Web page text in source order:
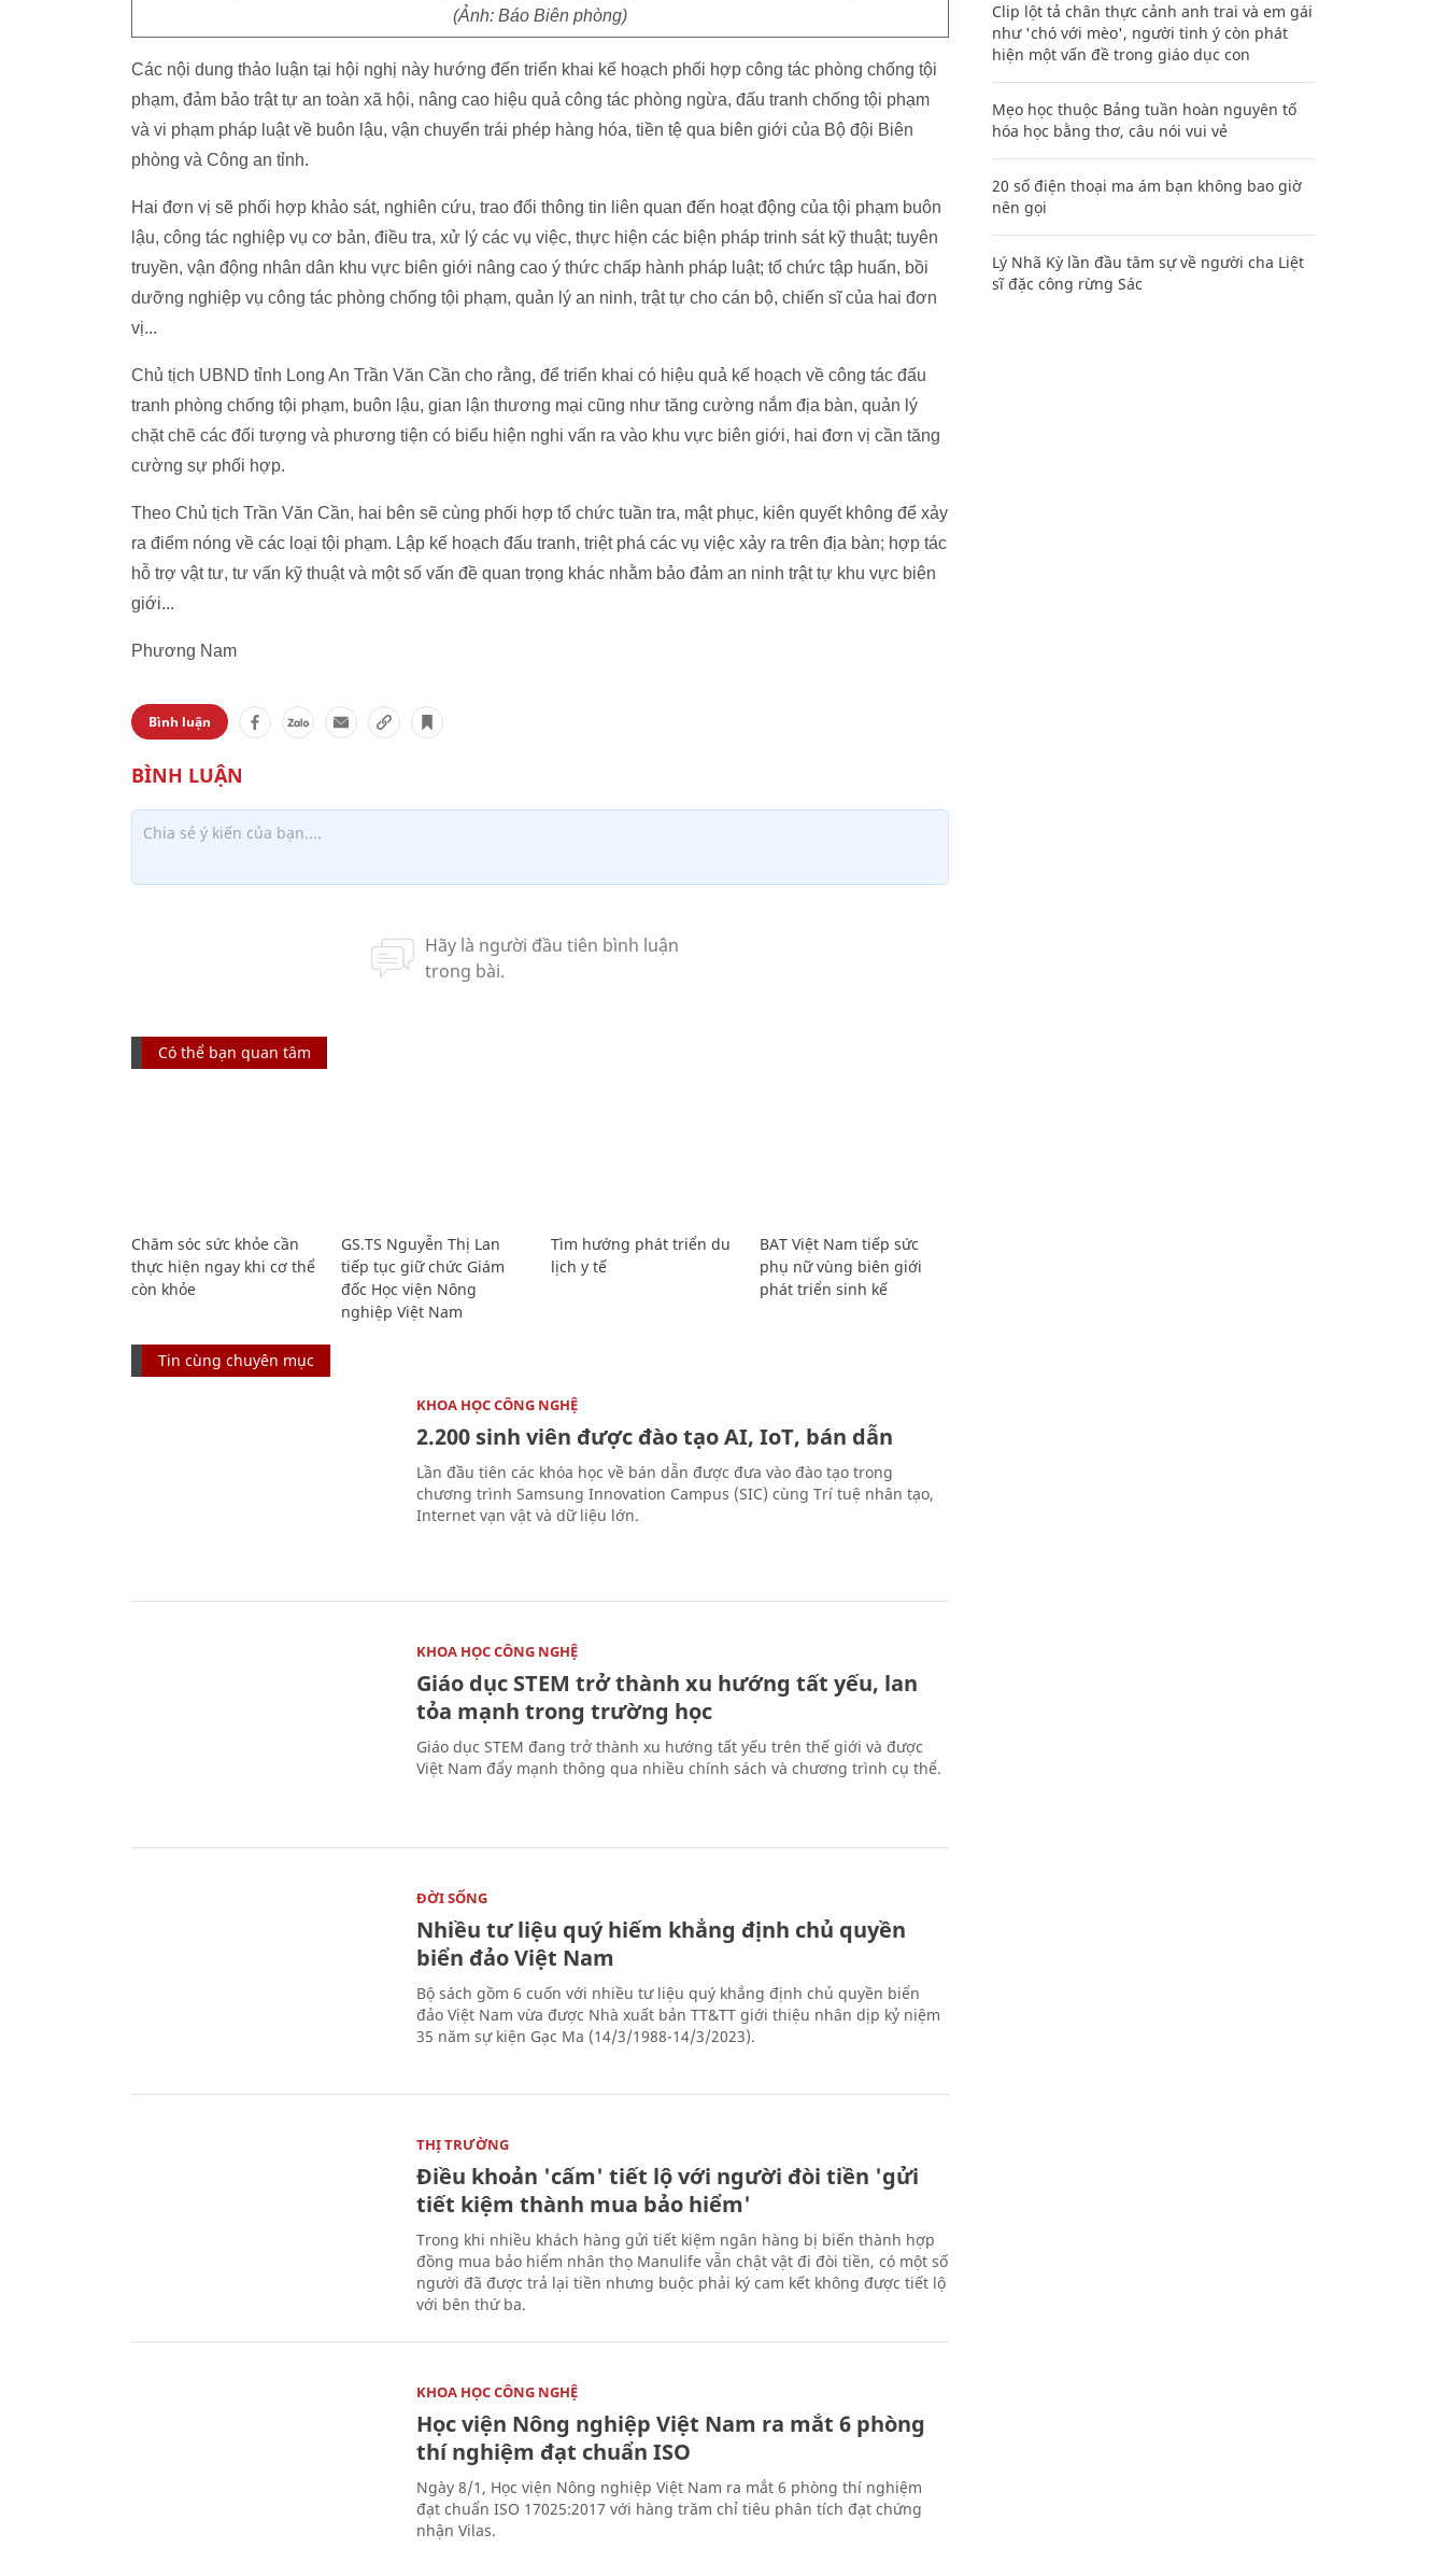
(Ảnh: Báo Biên phòng)
Các nội dung thảo luận tại hội nghị này hướng đến triển khai kế hoạch phối hợp công tác phòng chống tội
phạm, đảm bảo trật tự an toàn xã hội, nâng cao hiệu quả công tác phòng ngừa, đấu tranh chống tội phạm
và vi phạm pháp luật về buôn lậu, vận chuyển trái phép hàng hóa, tiền tệ qua biên giới của Bộ đội Biên
phòng và Công an tỉnh.
Hai đơn vị sẽ phối hợp khảo sát, nghiên cứu, trao đổi thông tin liên quan đến hoạt động của tội phạm buôn
lậu, công tác nghiệp vụ cơ bản, điều tra, xử lý các vụ việc, thực hiện các biện pháp trinh sát kỹ thuật; tuyên
truyền, vận động nhân dân khu vực biên giới nâng cao ý thức chấp hành pháp luật; tổ chức tập huấn, bồi
dưỡng nghiệp vụ công tác phòng chống tội phạm, quản lý an ninh, trật tự cho cán bộ, chiến sĩ của hai đơn
vị...
Chủ tịch UBND tỉnh Long An Trần Văn Cần cho rằng, để triển khai có hiệu quả kế hoạch về công tác đấu
tranh phòng chống tội phạm, buôn lậu, gian lận thương mại cũng như tăng cường nắm địa bàn, quản lý
chặt chẽ các đối tượng và phương tiện có biểu hiện nghi vấn ra vào khu vực biên giới, hai đơn vị cần tăng
cường sự phối hợp.
Theo Chủ tịch Trần Văn Cần, hai bên sẽ cùng phối hợp tổ chức tuần tra, mật phục, kiên quyết không để xảy
ra điểm nóng về các loại tội phạm. Lập kế hoạch đấu tranh, triệt phá các vụ việc xảy ra trên địa bàn; hợp tác
hỗ trợ vật tư, tư vấn kỹ thuật và một số vấn đề quan trọng khác nhằm bảo đảm an ninh trật tự khu vực biên
giới...
Phương Nam
Bình luận
Có thể bạn quan tâm
Chăm sóc sức khỏe cần
thực hiện ngay khi cơ thể
còn khỏe
GS.TS Nguyễn Thị Lan
tiếp tục giữ chức Giám
đốc Học viện Nông
nghiệp Việt Nam
Tìm hướng phát triển du
lịch y tế
BAT Việt Nam tiếp sức
phụ nữ vùng biên giới
phát triển sinh kế
Tin cùng chuyên mục
KHOA HỌC CÔNG NGHỆ
2.200 sinh viên được đào tạo AI, IoT, bán dẫn
Lần đầu tiên các khóa học về bán dẫn được đưa vào đào tạo trong
chương trình Samsung Innovation Campus (SIC) cùng Trí tuệ nhân tạo,
Internet vạn vật và dữ liệu lớn.
KHOA HỌC CÔNG NGHỆ
Giáo dục STEM trở thành xu hướng tất yếu, lan
tỏa mạnh trong trường học
Giáo dục STEM đang trở thành xu hướng tất yếu trên thế giới và được
Việt Nam đẩy mạnh thông qua nhiều chính sách và chương trình cụ thể.
ĐỜI SỐNG
Nhiều tư liệu quý hiếm khẳng định chủ quyền
biển đảo Việt Nam
Bộ sách gồm 6 cuốn với nhiều tư liệu quý khẳng định chủ quyền biển
đảo Việt Nam vừa được Nhà xuất bản TT&TT giới thiệu nhân dịp kỷ niệm
35 năm sự kiện Gạc Ma (14/3/1988-14/3/2023).
THỊ TRƯỜNG
Điều khoản 'cấm' tiết lộ với người đòi tiền 'gửi
tiết kiệm thành mua bảo hiểm'
Trong khi nhiều khách hàng gửi tiết kiệm ngân hàng bị biến thành hợp
đồng mua bảo hiểm nhân thọ Manulife vẫn chật vật đi đòi tiền, có một số
người đã được trả lại tiền nhưng buộc phải ký cam kết không được tiết lộ
với bên thứ ba.
KHOA HỌC CÔNG NGHỆ
Học viện Nông nghiệp Việt Nam ra mắt 6 phòng
thí nghiệm đạt chuẩn ISO
Ngày 8/1, Học viện Nông nghiệp Việt Nam ra mắt 6 phòng thí nghiệm
đạt chuẩn ISO 17025:2017 với hàng trăm chỉ tiêu phân tích đạt chứng
nhận Vilas.
Clip lột tả chân thực cảnh anh trai và em gái
như 'chó với mèo', người tinh ý còn phát
hiện một vấn đề trong giáo dục con
Mẹo học thuộc Bảng tuần hoàn nguyên tố
hóa học bằng thơ, câu nói vui vẻ
20 số điện thoại ma ám bạn không bao giờ
nên gọi
Lý Nhã Kỳ lần đầu tâm sự về người cha Liệt
sĩ đặc công rừng Sác